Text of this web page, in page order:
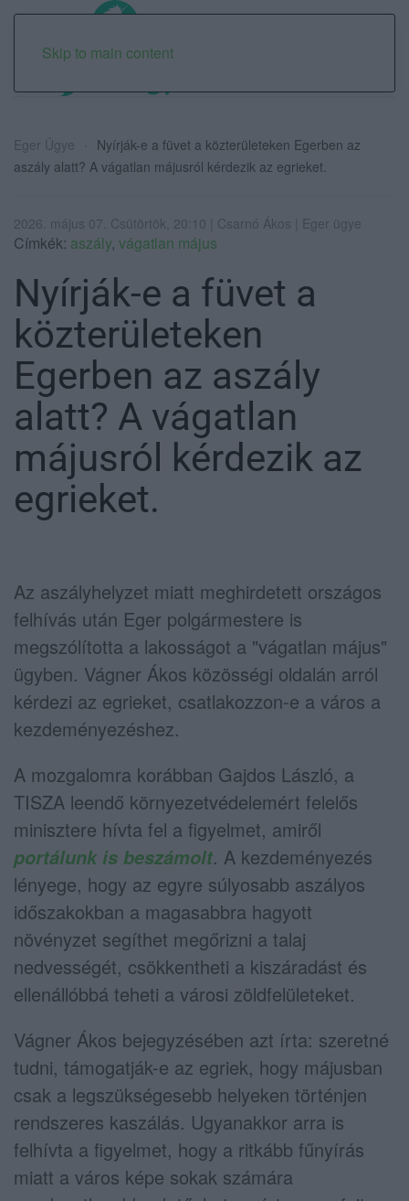
Skip to main content
Eger Ügye
Nyírják-e a füvet a közterületeken Egerben az
aszály alatt? A vágatlan májusról kérdezik az egrieket.
2026. május 07. Csütörtök, 20:10 | Csarnó Ákos | Eger ügye
Címkék: aszály, vágatlan május
Nyírják-e a füvet a
közterületeken
Egerben az aszály
alatt? A vágatlan
májusról kérdezik az
egrieket.
Az aszályhelyzet miatt meghirdetett országos
felhívás után Eger polgármestere is
megszólította a lakosságot a "vágatlan május"
ügyben. Vágner Ákos közösségi oldalán arról
kérdezi az egrieket, csatlakozzon-e a város a
kezdeményezéshez.
A mozgalomra korábban Gajdos László, a
TISZA leendő környezetvédelemért felelős
minisztere hívta fel a figyelmet, amiről
portálunk is beszámolt. A kezdeményezés
lényege, hogy az egyre súlyosabb aszályos
időszakokban a magasabbra hagyott
növényzet segíthet megőrizni a talaj
nedvességét, csökkentheti a kiszáradást és
ellenállóbbá teheti a városi zöldfelületeket.
Vágner Ákos bejegyzésében azt írta: szeretné
tudni, támogatják-e az egriek, hogy májusban
csak a legszükségesebb helyeken történjen
rendszeres kaszálás. Ugyanakkor arra is
felhívta a figyelmet, hogy a ritkább fűnyírás
miatt a város képe sokak számára